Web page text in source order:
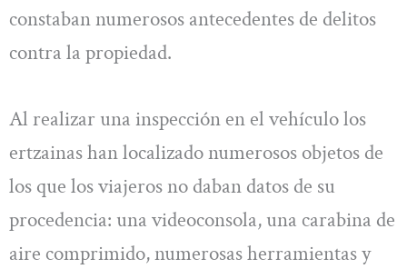
constaban numerosos antecedentes de delitos
contra la propiedad.
Al realizar una inspección en el vehículo los
ertzainas han localizado numerosos objetos de
los que los viajeros no daban datos de su
procedencia: una videoconsola, una carabina de
aire comprimido, numerosas herramientas y